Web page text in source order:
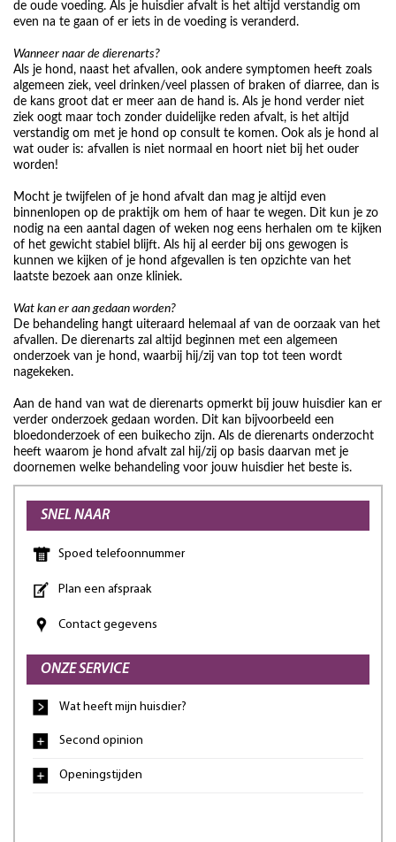
de oude voeding. Als je huisdier afvalt is het altijd verstandig om
even na te gaan of er iets in de voeding is veranderd.
Wanneer naar de dierenarts?
Als je hond, naast het afvallen, ook andere symptomen heeft zoals
algemeen ziek, veel drinken/veel plassen of braken of diarree, dan is
de kans groot dat er meer aan de hand is. Als je hond verder niet
ziek oogt maar toch zonder duidelijke reden afvalt, is het altijd
verstandig om met je hond op consult te komen. Ook als je hond al
wat ouder is: afvallen is niet normaal en hoort niet bij het ouder
worden!
Mocht je twijfelen of je hond afvalt dan mag je altijd even
binnenlopen op de praktijk om hem of haar te wegen. Dit kun je zo
nodig na een aantal dagen of weken nog eens herhalen om te kijken
of het gewicht stabiel blijft. Als hij al eerder bij ons gewogen is
kunnen we kijken of je hond afgevallen is ten opzichte van het
laatste bezoek aan onze kliniek.
Wat kan er aan gedaan worden?
De behandeling hangt uiteraard helemaal af van de oorzaak van het
afvallen. De dierenarts zal altijd beginnen met een algemeen
onderzoek van je hond, waarbij hij/zij van top tot teen wordt
nagekeken.
Aan de hand van wat de dierenarts opmerkt bij jouw huisdier kan er
verder onderzoek gedaan worden. Dit kan bijvoorbeeld een
bloedonderzoek of een buikecho zijn. Als de dierenarts onderzocht
heeft waarom je hond afvalt zal hij/zij op basis daarvan met je
doornemen welke behandeling voor jouw huisdier het beste is.
SNEL NAAR
Spoed telefoonnummer
Plan een afspraak
Contact gegevens
ONZE SERVICE
Wat heeft mijn huisdier?
Second opinion
Openingstijden